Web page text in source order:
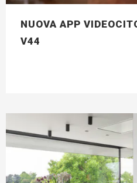
NUOVA APP
V44